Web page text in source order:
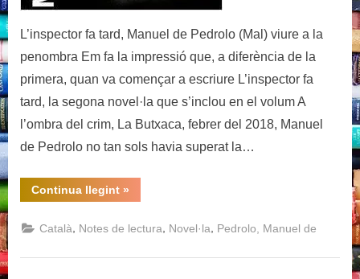
L’inspector fa tard, Manuel de Pedrolo (Mal) viure a la
penombra Em fa la impressió que, a diferència de la
primera, quan va començar a escriure L’inspector fa
tard, la segona novel·la que s’inclou en el volum A
l’ombra del crim, La Butxaca, febrer del 2018, Manuel
de Pedrolo no tan sols havia superat la…
Continua llegint“L’inspector
fa
Manuel
de
»
Català Notes de lectura Novel·la Pedrolo, Manuel de